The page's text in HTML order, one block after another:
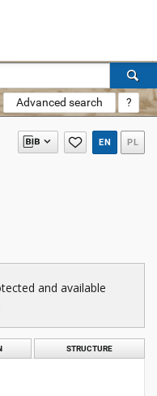
Advanced search ?
EN PL
and available
STRUCTURE